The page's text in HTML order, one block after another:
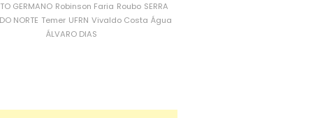
GERMANO Robinson Faria Roubo SERRA
NORTE Temer UFRN Vivaldo Costa Água
ÁLVARO DIAS